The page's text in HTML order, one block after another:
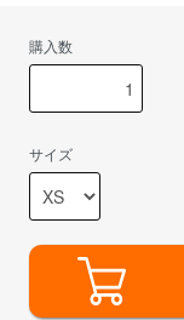
購入数
サイズ